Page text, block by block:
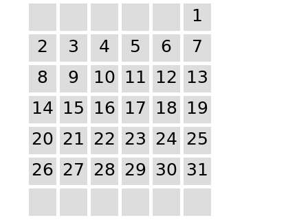
1
2
3 4 5 6
7
8
9 10 11 12 13
14 15 16 17 18 19
20 21 22 23 24 25
26 27 28 29 30 31